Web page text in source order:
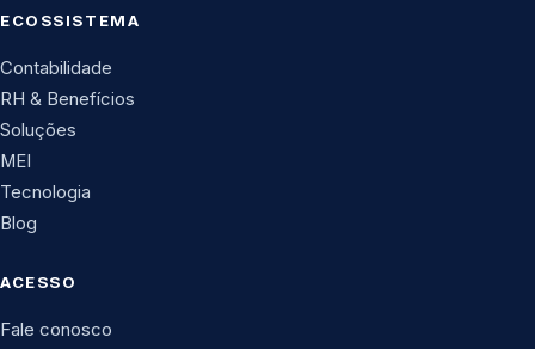
ECOSSISTEMA
Contabilidade
RH & Benefícios
Soluções
MEI
Tecnologia
Blog
ACESSO
Fale conosco